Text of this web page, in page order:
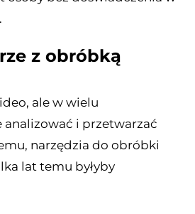
z obróbką
ale w wielu
analizować i przetwarzać
narzędzia do obróbki
lat temu byłyby